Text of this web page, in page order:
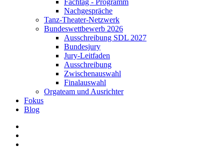
Fachtag - Programm
Nachgespräche
Tanz-Theater-Netzwerk
Bundeswettbewerb 2026
Ausschreibung SDL 2027
Bundesjury
Jury-Leitfaden
Ausschreibung
Zwischenauswahl
Finalauswahl
Orgateam und Ausrichter
Fokus
Blog